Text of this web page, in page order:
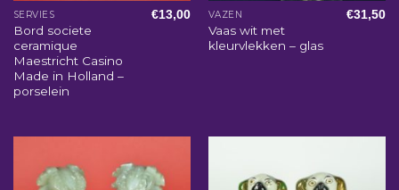
SERVIES
Bord societe
ceramique
Maestricht Casino
Made in Holland –
porselein
€13,00 VAZEN
Vaas wit met
kleurvlekken – glas
€31,50